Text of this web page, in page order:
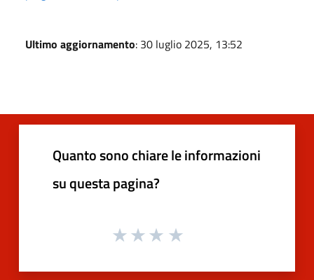
Ultimo aggiornamento: 30 luglio 2025, 13:52
Quanto sono chiare le informazioni
su questa pagina?